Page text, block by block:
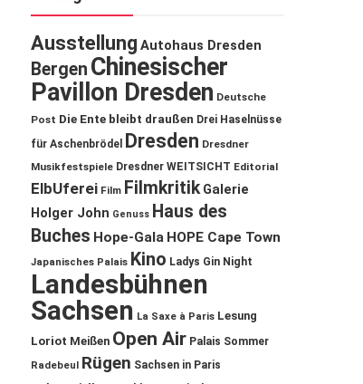
Ausstellung Autohaus Dresden
Bergen Chinesischer
Pavillon Dresden Deutsche
Post Die Ente bleibt draußen Drei Haselnüsse
für Aschenbrödel
Dresden Dresdner
Musikfestspiele Dresdner WEITSICHT Editorial
ElbUferei Film Filmkritik Galerie
Holger John Genuss Haus des
Buches Hope-Gala HOPE Cape Town
Japanisches Palais Kino Ladys Gin Night
Landesbühnen
Sachsen La Saxe à Paris Lesung
Loriot Meißen Open Air Palais Sommer
Radebeul Rügen Sachsen in Paris